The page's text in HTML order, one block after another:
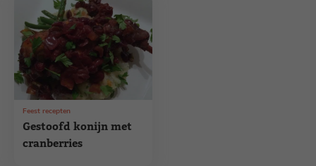
Gestoofd konijn met
cranberries
Feest recepten